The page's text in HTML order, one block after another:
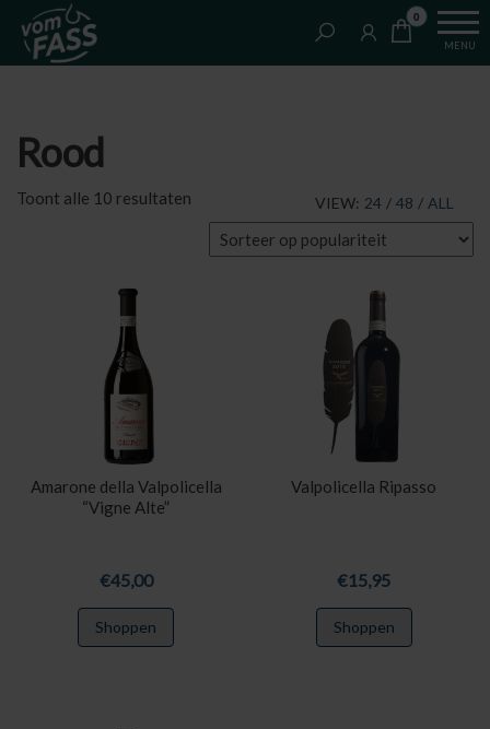
naar
de
0
MENU
Rood
VIEW: 24 / 48 / ALL
Toont alle 10 resultaten
populariteit
Amarone della Valpolicella
“Vigne Alte”
€45,00
Shoppen
Valpolicella Ripasso
€15,95
Shoppen